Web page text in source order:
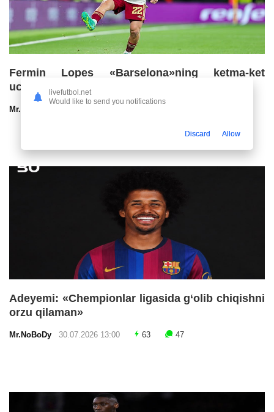
Fermin Lopes «Barselona»ning ketma-ket
uchinchi chempionlik imkoniyatlarini baholadi
Mr.NoBoDy
Adeyemi: «Chempionlar ligasida g‘olib chiqishni
orzu qilaman»
Mr.NoBoDy 30.07.2026 13:00 63 47
livefutbol.net
Would like to send you notifications
Discard Allow